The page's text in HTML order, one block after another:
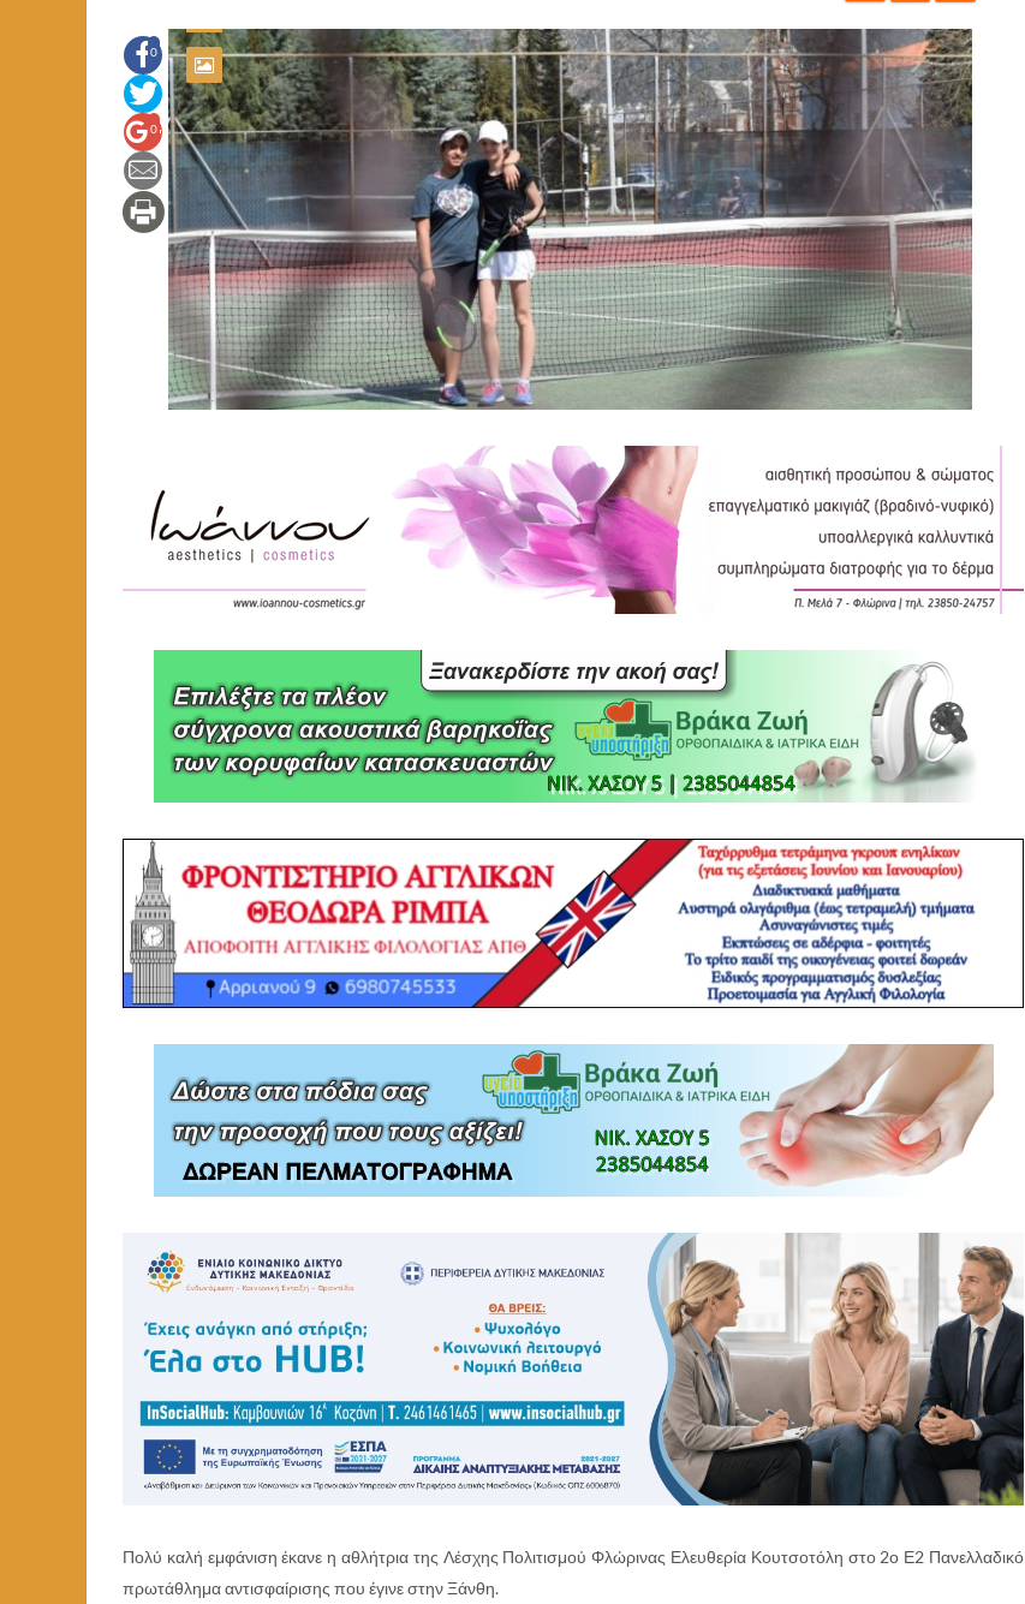
0
0
Πολύ καλή εμφάνιση έκανε η αθλήτρια της Λέσχης Πολιτισμού Φλώρινας Ελευθερία Κουτσοτόλη στο 2ο Ε2 Πανελλαδικό
πρωτάθλημα αντισφαίρισης που έγινε στην Ξάνθη.